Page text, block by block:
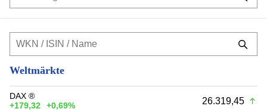
Weltmärkte
DAX ®
+179,32
+0,69% 26.319,45